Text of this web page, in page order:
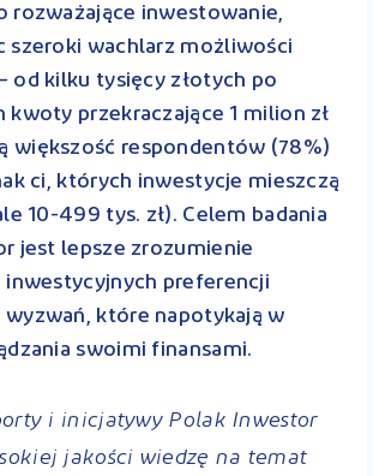
rozważające inwestowanie,
szeroki wachlarz możliwości
od kilku tysięcy złotych po
kwoty przekraczające 1 milion zł
większość respondentów (78%)
ci, których inwestycje mieszczą
10-499 tys. zł). Celem badania
jest lepsze zrozumienie
inwestycyjnych preferencji
wyzwań, które napotykają w
swoimi finansami.
i inicjatywy Polak Inwestor
jakości wiedzę na temat